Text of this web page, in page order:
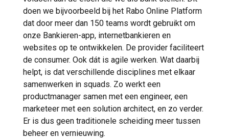
doen we bijvoorbeeld bij het Rabo Online Platform
dat door meer dan 150 teams wordt gebruikt om
onze Bankieren-app, internetbankieren en
websites op te ontwikkelen. De provider faciliteert
de consumer. Ook dát is agile werken. Wat daarbij
helpt, is dat verschillende disciplines met elkaar
samenwerken in squads. Zo werkt een
productmanager samen met een engineer, een
marketeer met een solution architect, en zo verder.
Er is dus geen traditionele scheiding meer tussen
beheer en vernieuwing.